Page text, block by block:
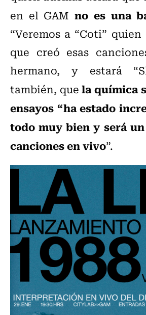
en el GAMno es una
“Veremos a “Coti”
que creó esas
hermano, y estará
también, quela química
ensayos “ha estado
todo muy bien y será
canciones en vivo”.